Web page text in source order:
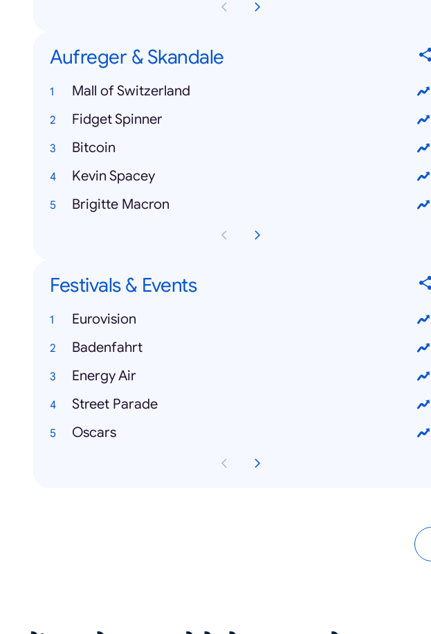
Aufreger & Skandale
Mall of Switzerland
Fidget Spinner
Bitcoin
Kevin Spacey
Brigitte Macron
Festivals & Events
Eurovision
Badenfahrt
Energy Air
Street Parade
Oscars